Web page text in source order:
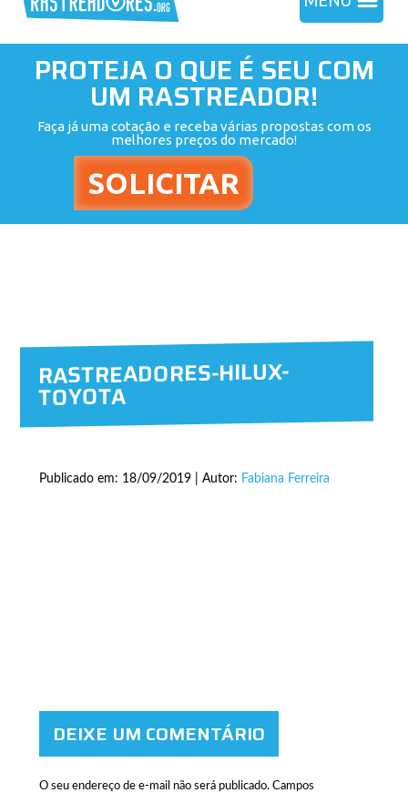
PROTEJA O QUE É SEU COM
UM RASTREADOR!
Faça já uma cotação e receba várias propostas com os
melhores preços do mercado!
RASTREADORES-HILUX-
TOYOTA
Publicado em: 18/09/2019 | Autor: Fabiana Ferreira
DEIXE UM COMENTÁRIO
O seu endereço de e-mail não será publicado. Campos